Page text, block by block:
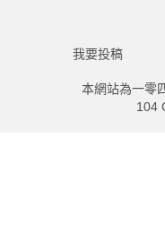
我要投稿
本網站為一零
104